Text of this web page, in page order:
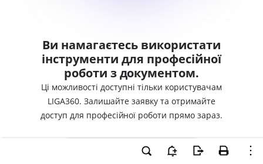
Ви намагаєтесь використати
інструменти для професійної
роботи з документом.
Ці можливості доступні тільки користувачам
LIGA360. Залишайте заявку та отримайте
доступ для професійної роботи прямо зараз.
ВХІД ДЛЯ КОРИСТУВАЧІВ LIGA360